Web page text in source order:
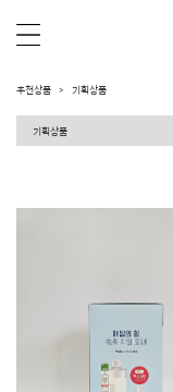
추천상품 기획상품